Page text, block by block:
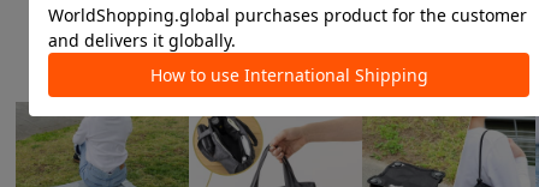
おすすめトピック
トラベル/アウトドア